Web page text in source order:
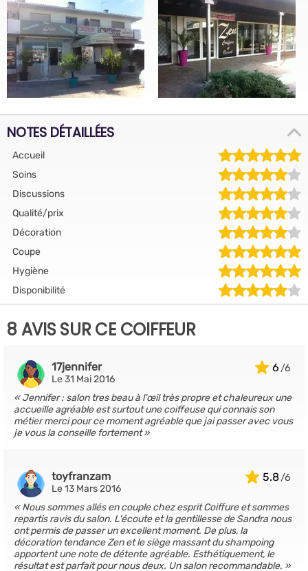
NOTES DÉTAILLÉES
Accueil
Soins
Discussions
Qualité/prix
Décoration
Coupe
Hygiène
Disponibilité
8 AVIS SUR CE COIFFEUR
6
17jennifer
Le 31 Mai 2016
Jennifer : salon tres beau à l'œil très propre et chaleureux une
accueille agréable est surtout une coiffeuse qui connais son
métier merci pour ce moment agréable que jai passer avec vous
je vous la conseille fortement
5.8
toyfranzam
Le 13 Mars 2016
Nous sommes allés en couple chez esprit Coiffure et sommes
repartis ravis du salon. L'écoute et la gentillesse de Sandra nous
ont permis de passer un excellent moment. De plus, la
décoration tendance Zen et le siège massant du shampoing
apportent une note de détente agréable. Esthétiquement, le
résultat est parfait pour nous deux. Un salon recommandable.